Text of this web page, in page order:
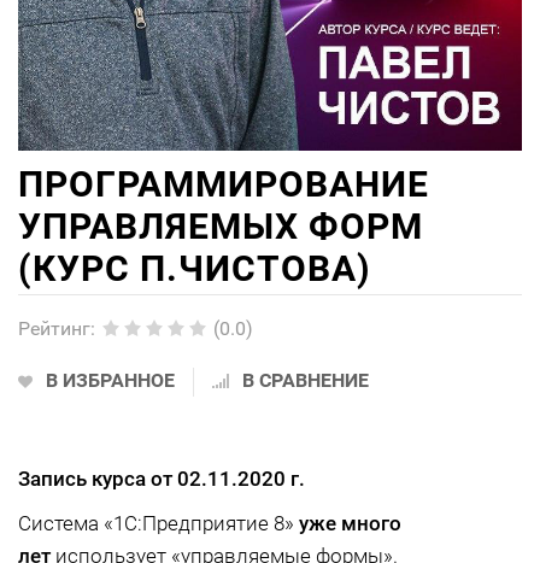
ПРОГРАММИРОВАНИЕ
УПРАВЛЯЕМЫХ ФОРМ
(КУРС П.ЧИСТОВА)
Рейтинг: (0.0)
В ИЗБРАННОЕ В СРАВНЕНИЕ
Запись курса от 02.11.2020 г.
Система «1С:Предприятие 8» уже много
летиспользует «управляемые формы».